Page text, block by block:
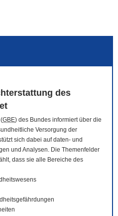
des
GBE) des Bundes informiert über die
Versorgung der
sich dabei auf daten- und
und Analysen. Die Themenfelder
dass sie alle Bereiche des